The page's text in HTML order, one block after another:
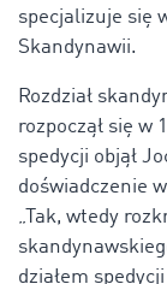
specjalizuje się
Skandynawii.
Rozdział
rozpoczął się w
spedycji objął
doświadczenie
„Tak, wtedy
działem